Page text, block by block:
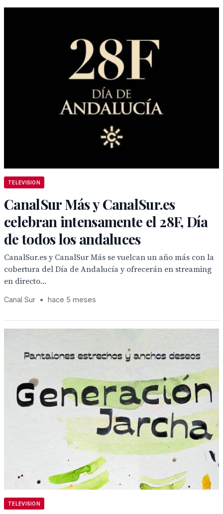
TELEVISION
CanalSur Más y CanalSur.es
celebran intensamente el 28F, Día
de todos los andaluces
CanalSur.es y CanalSur Más se vuelcan un año más con la
cobertura del Día de Andalucía y ofrecerán en streaming
en directo...
Canal Sur • hace 5 meses
TELEVISION